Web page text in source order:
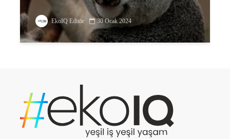
EkoIQ Editör 30 Ocak 2024